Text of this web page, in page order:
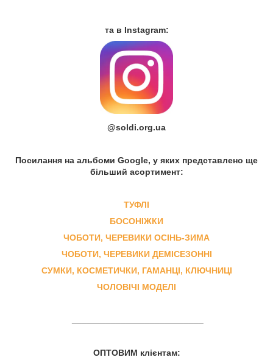
та в Instagram:
@soldi.org.ua
Посилання на альбоми Google, у яких представлено ще
більший асортимент:
ТУФЛІ
БОСОНІЖКИ
ЧОБОТИ, ЧЕРЕВИКИ ОСІНЬ-ЗИМА
ЧОБОТИ, ЧЕРЕВИКИ ДЕМІСЕЗОННІ
СУМКИ, КОСМЕТИЧКИ, ГАМАНЦІ, КЛЮЧНИЦІ
ЧОЛОВІЧІ МОДЕЛІ
ОПТОВИМ клієнтам: